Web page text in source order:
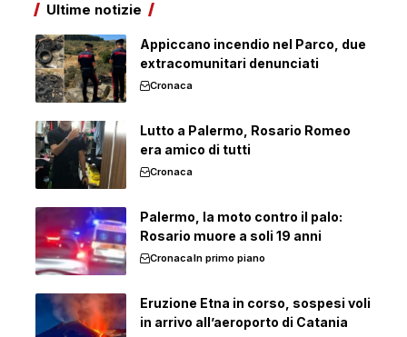
Ultime notizie
Appiccano incendio nel Parco, due
extracomunitari denunciati
Cronaca
Lutto a Palermo, Rosario Romeo
era amico di tutti
Cronaca
Palermo, la moto contro il palo:
Rosario muore a soli 19 anni
CronacaIn primo piano
Eruzione Etna in corso, sospesi voli
in arrivo all’aeroporto di Catania